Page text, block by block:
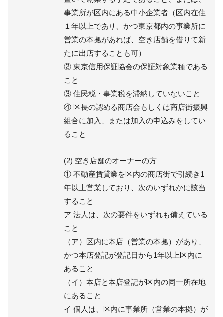
事業所が区内にある中小企業者（区内在住
１年以上であり、かつ東京都内の事業所に
営業の本拠があれば、空き店舗を借りて新
たに出店することも可）
② 東京信用保証協会の保証対象業種である
こと
③ 住民税・事業税を滞納していないこと
④ 区長の認める商店会もしくは商店街振興
組合に加入、または加入の申込みをしてい
ること
(2) 空き店舗のオーナーの方
① 不動産賃貸業を区内の商店街で引続き1
年以上営業しており、次のいずれかに該当
すること
ア 法人は、次の要件をいずれも備えている
こと
（ア）区内に本店（営業の本拠）があり、
かつ本店登記が登記日から1年以上区内に
あること
（イ）本店と本店登記が区内の同一所在地
にあること
イ 個人は、区内に事業所（営業の本拠）が